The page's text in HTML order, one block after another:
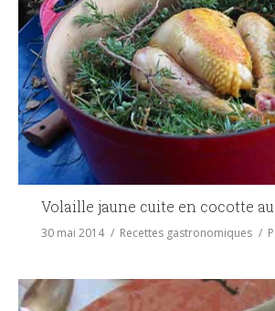
Volaille jaune cuite en cocotte
30 mai 2014 Recettes gastronomiques